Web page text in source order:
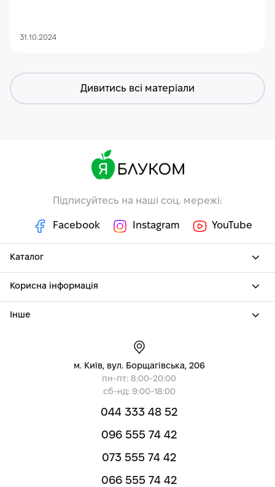
31.10.2024
Дивитись всі матеріали
Підписуйтесь на наші соц. мережі:
Facebook Instagram YouTube
Каталог
Корисна інформація
Інше
м. Київ, вул. Борщагівська, 206
пн-пт: 8:00-20:00
сб-нд: 9:00-18:00
044 333 48 52
096 555 74 42
073 555 74 42
066 555 74 42